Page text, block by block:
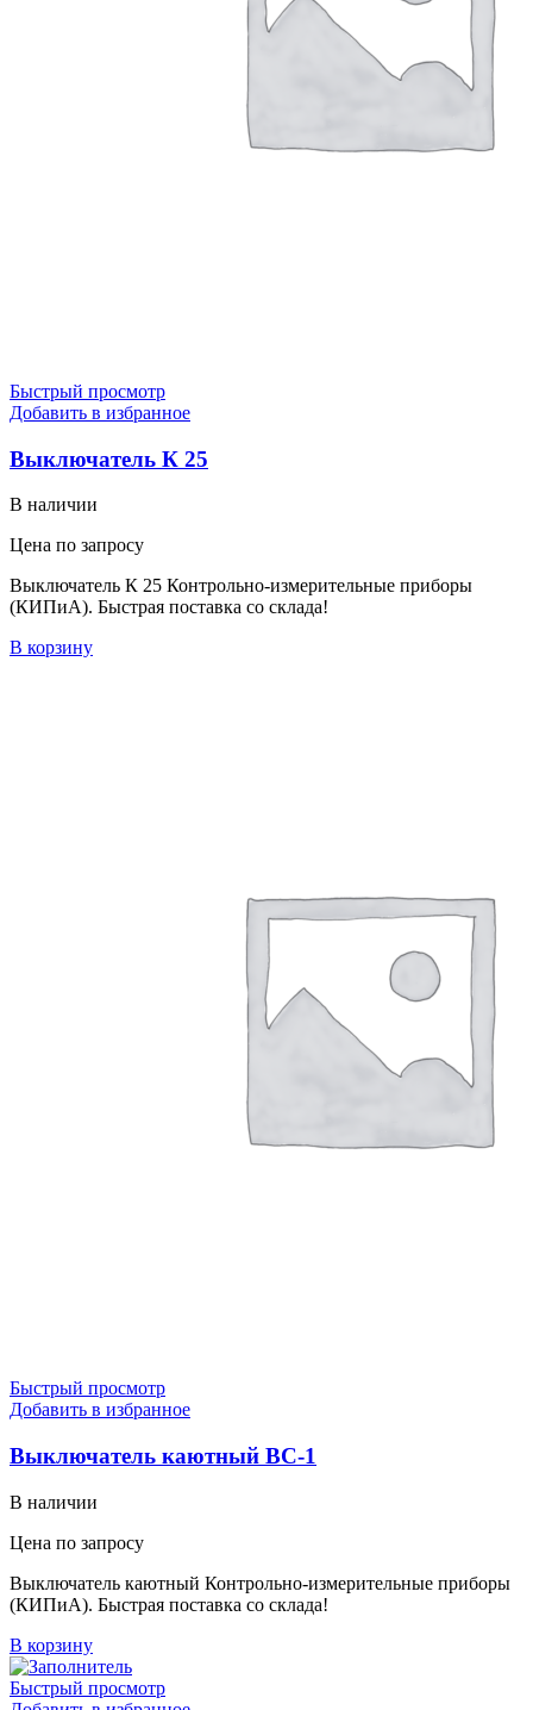
Быстрый просмотр
Добавить в избранное
Выключатель К 25
В наличии
Цена по запросу
Выключатель К 25 Контрольно-измерительные приборы
(КИПиА). Быстрая поставка со склада!
В корзину
Быстрый просмотр
Добавить в избранное
Выключатель каютный ВС-1
В наличии
Цена по запросу
Выключатель каютный Контрольно-измерительные приборы
(КИПиА). Быстрая поставка со склада!
В корзину
Быстрый просмотр